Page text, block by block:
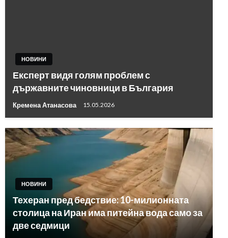
НОВИНИ
Експерт видя голям проблем с
държавните чиновници в България
Кремена Атанасова 15.05.2026
НОВИНИ
Техеран пред бедствие: 10-милионната
столица на Иран има питейна вода само за
две седмици